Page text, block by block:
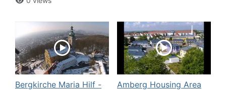
Bergkirche Maria Hilf -
Amberg Housing Area